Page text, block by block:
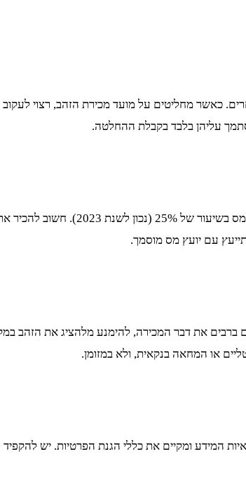
כאשר מחליטים על מועד מכירת הזהב, רצוי
עליהן בלבד בקבלת ההחלטה.
במדינות רבות, מכירת זהב כפופה לחוקי מס
עם יועץ מס מוסמך.
את דבר המכירה, להימנע מלהציג את הזהב
או המחאה בנקאית, ולא במזומן.
המידע ומקיים את כללי הגנת הפרטיות. יש